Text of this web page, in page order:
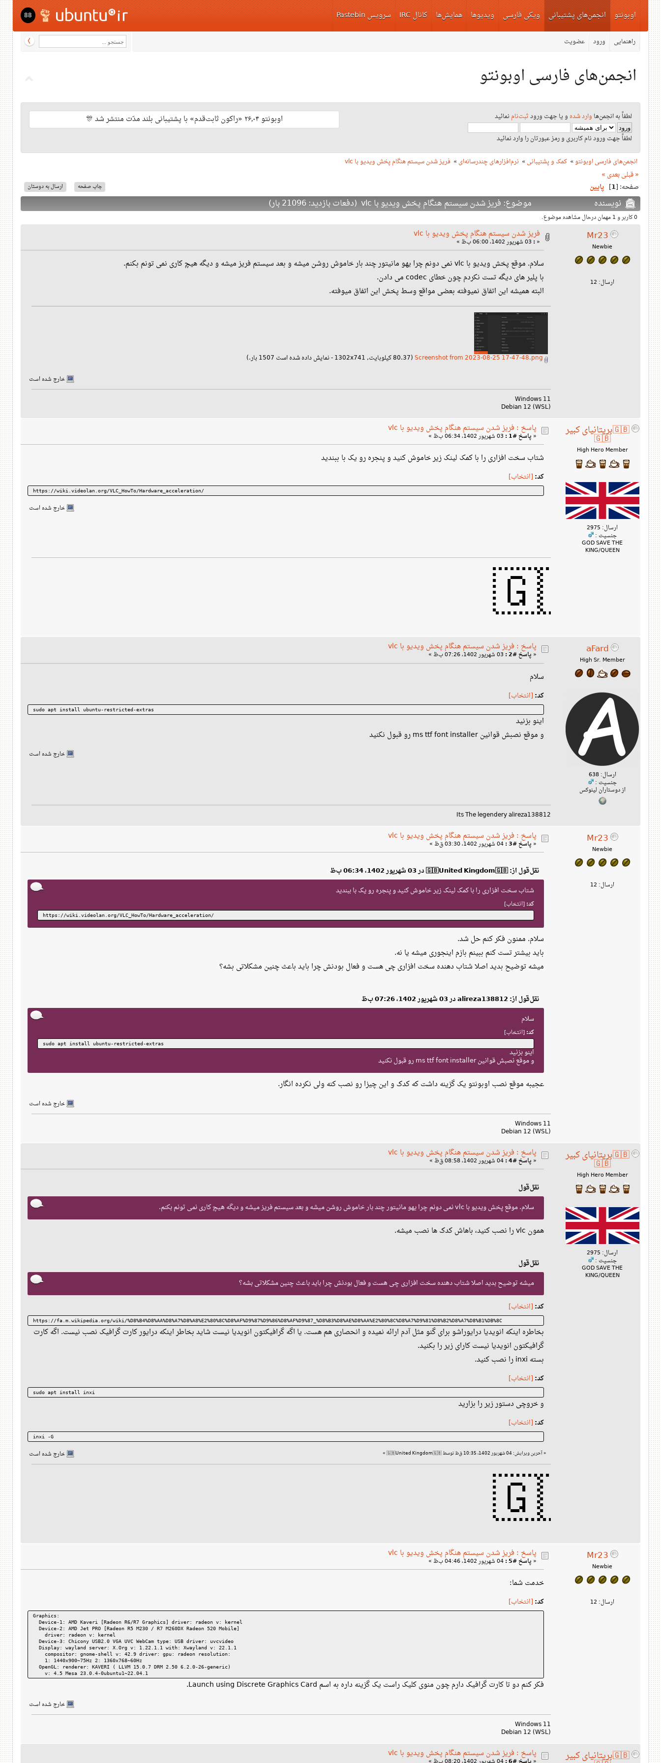
اوبونتو انجمن‌های پشتیبانی
راهنمایی ورود عضویت
ویکی فارسی ویدیوها همایش‌ها کانال IRC سرویس Pastebin 88
انجمن‌های فارسی اوبونتو
لطفاً به انجمن‌ها وارد شده و یا جهت ورودثبت‌نامنمائید
لطفاً جهت ورود نام کاربری و رمز عبورتان را وارد نمائید
اوبونتو ۲۶٫۰۴ «راکون ثابت‌قدم» با پشتیبانی بلند مدّت منتشر شد 🎊
انجمن‌های فارسی اوبونتو» کمک و پشتیبانی» نرم‌افزارهای چندرسانه‌ای» فریز شدن سیستم هنگام پخش ویدیو با vlc
« قبلیبعدی »
ارسال به دوستان چاپ صفحه صفحه: [1
] پایین
نویسنده موضوع: فریز شدن سیستم هنگام پخش ویدیو با vlc (دفعات بازدید: 21096 بار)
0 کاربر و 1 مهمان درحال مشاهده موضوع.
Mr23
Newbie
ارسال: 12
فریز شدن سیستم هنگام پخش ویدیو با vlc
«
:
سلام. موقع پخش ویدیو با vlc نمی دونم چرا یهو مانیتور چند بار خاموش روشن میشه و بعد سیستم فریز میشه و دیگه هیچ کاری نمی تونم بکنم.
با پلیر های دیگه تست نکردم چون خطای codec می دادن.
البته همیشه این اتفاق نمیوفته بعضی مواقع وسط پخش این اتفاق میوفته.
Screenshot from 2023-08-25 17-47-48.png (80.37 کیلوبایت, 1302x741 - نمایش داده شده است 1507 بار.)
خارج شده است
Windows 11
Debian 12 (WSL)
🇬🇧بریتانیای کبیر
🇬🇧
High Hero Member
ارسال: 2975
جنسیت :
GOD SAVE THE
KING/QUEEN
پاسخ : فریز شدن سیستم هنگام پخش ویدیو با vlc
« پاسخ #1 :
شتاب سخت افزاری را با کمک لینک زیر خاموش کنید و پنجره رو یک با ببندید
کد: [انتخاب]
https://wiki.videolan.org/VLC_HowTo/Hardware_acceleration/
خارج شده است
aFard
High Sr. Member
ارسال: 638
جنسیت :
از دوستاران لینوکس
پاسخ : فریز شدن سیستم هنگام پخش ویدیو با vlc
« پاسخ #2 :
سلام
کد: [انتخاب]
sudo apt install ubuntu-restricted-extras
اینو بزنید
و موقع نصبش قوانین ms ttf font installer رو قبول نکنید
خارج شده است
Its The legendery alireza138812
Mr23
Newbie
ارسال: 12
پاسخ : فریز شدن سیستم هنگام پخش ویدیو با vlc
« پاسخ #3 :
نقل‌قول از: 🇬🇧United Kingdom🇬🇧 در 03 شهریور 1402، 06:34 ب‌ظ
شتاب سخت افزاری را با کمک لینک زیر خاموش کنید و پنجره رو یک با ببندید
کد:[انتخاب]
https://wiki.videolan.org/VLC_HowTo/Hardware_acceleration/
سلام. ممنون فکر کنم حل شد.
باید بیشتر تست کنم ببینم بازم اینجوری میشه یا نه.
میشه توضیح بدید اصلا شتاب دهنده سخت افزاری چی هست و فعال بودنش چرا باید باعث چنین مشکلاتی بشه؟
نقل‌قول از: alireza138812 در 03 شهریور 1402، 07:26 ب‌ظ
سلام
کد:[انتخاب]
sudo apt install ubuntu-restricted-extras
اینو بزنید
و موقع نصبش قوانین ms ttf font installer رو قبول نکنید
عجیبه موقع نصب اوبونتو یک گزینه داشت که کدک و این چیزا رو نصب کنه ولی نکرده انگار.
خارج شده است
Windows 11
Debian 12 (WSL)
🇬🇧بریتانیای کبیر
🇬🇧
High Hero Member
ارسال: 2975
جنسیت :
GOD SAVE THE
KING/QUEEN
پاسخ : فریز شدن سیستم هنگام پخش ویدیو با vlc
« پاسخ #4 :
نقل‌قول
سلام. موقع پخش ویدیو با vlc نمی دونم چرا یهو مانیتور چند بار خاموش روشن میشه و بعد سیستم فریز میشه و دیگه هیچ کاری نمی تونم بکنم.
همون vlc را نصب کنید، باهاش کدک ها نصب میشه.
نقل‌قول
میشه توضیح بدید اصلا شتاب دهنده سخت افزاری چی هست و فعال بودنش چرا باید باعث چنین مشکلاتی بشه؟
کد: [انتخاب]
https://fa.m.wikipedia.org/wiki/%D8%B4%D8%AA%D8%A7%D8%A8%E2%80%8C%D8%AF%D9%87%D9%86%D8%AF%D9%87_%D8%B3%D8%AE%D8%AA%E2%80%8C%D8%A7%D9%81%D8%B2%D8%A7%D8%B1%DB%8C
بخاطره اینکه انویدیا درایوراشو برای گنو مثل آدم ارائه نمیده و انحصاری هم هست. یا اگه گرافیکتون انویدیا نیست شاید بخاطر اینکه درایور کارت گرافیک نصب نیست. اگه کارت
گرافیکتون انویدیا نیست کارای زیر را بکنید.
بسته inxi را نصب کنید.
کد: [انتخاب]
sudo apt install inxi
و خروچی دستور زیر را بزارید
کد: [انتخاب]
inxi -G
«آخرین ویرایش: 04 شهریور 1402، 10:35 ق‌ظ توسط 🇬🇧United Kingdom🇬🇧 » خارج شده است
Mr23
Newbie
ارسال: 12
پاسخ : فریز شدن سیستم هنگام پخش ویدیو با vlc
« پاسخ #5 :
خدمت شما:
کد: [انتخاب]
Graphics:
Device-1: AMD Kaveri [Radeon R6/R7 Graphics] driver: radeon v: kernel
Device-2: AMD Jet PRO [Radeon R5 M230 / R7 M260DX Radeon 520 Mobile]
driver: radeon v: kernel
Device-3: Chicony USB2.0 VGA UVC WebCam type: USB driver: uvcvideo
Display: wayland server: X.Org v: 1.22.1.1 with: Xwayland v: 22.1.1
compositor: gnome-shell v: 42.9 driver: gpu: radeon resolution:
1: 1440x900~75Hz 2: 1360x768~60Hz
OpenGL: renderer: KAVERI ( LLVM 15.0.7 DRM 2.50 6.2.0-26-generic)
v: 4.5 Mesa 23.0.4-0ubuntu1~22.04.1
فکر کنم دو تا کارت گرافیک دارم چون منوی کلیک راست یک گزینه داره به اسم Launch using Discrete Graphics Card.
خارج شده است
Windows 11
Debian 12 (WSL)
🇬🇧بریتانیای کبیر پاسخ : فریز شدن سیستم هنگام پخش ویدیو با vlc